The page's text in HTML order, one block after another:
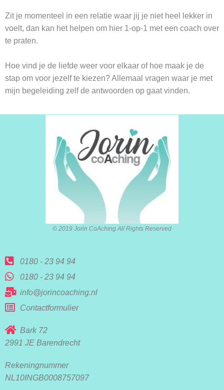
Zit je momenteel in een relatie waar jij je niet heel lekker in
voelt, dan kan het helpen om hier 1-op-1 met een coach over
te praten.
Hoe vind je de liefde weer voor elkaar of hoe maak je de
stap om voor jezelf te kiezen? Allemaal vragen waar je met
mijn begeleiding zelf de antwoorden op gaat vinden.
© 2019 Jorin CoAching All Rights Reserved
0180 - 23 94 94
0180 - 23 94 94
info@jorincoaching.nl
Contactformulier
Bark 72
2991 JE Barendrecht
Rekeningnummer
NL10INGB0008757097